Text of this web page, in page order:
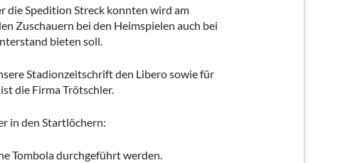
Spedition Streck konnten wird am
Zuschauern bei den Heimspielen auch bei
bieten soll.
Stadionzeitschrift den Libero sowie für
die Firma Trötschler.
in den Startlöchern:
Tombola durchgeführt werden.